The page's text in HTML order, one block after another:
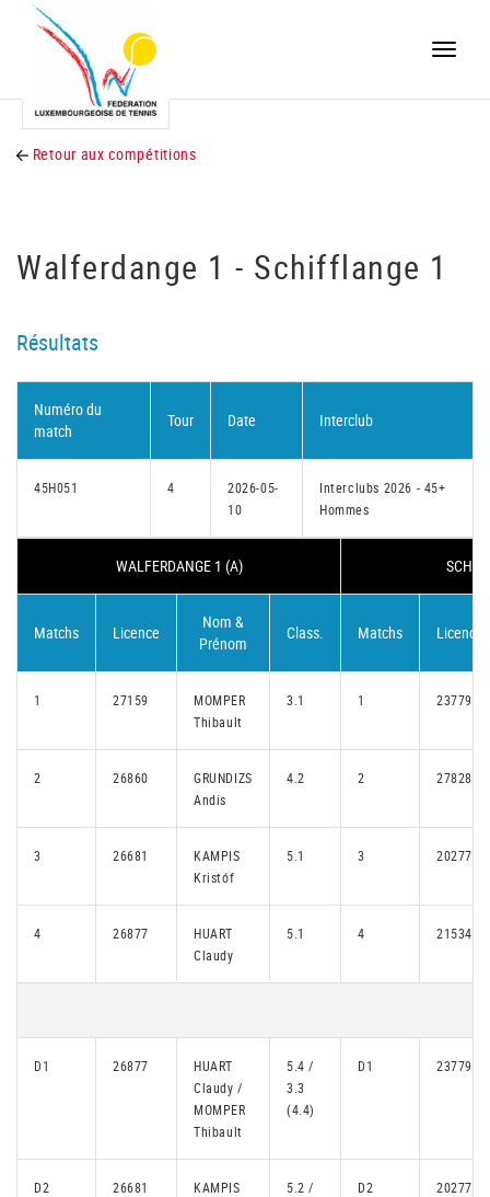
Toggle
Retour aux compétitions
Walferdange 1 - Schifflange 1
Résultats
Numéro du
match
Tour Date Interclub
45H051 4
2026-05-
10
Interclubs 2026 - 45+
Hommes
WALFERDANGE 1 (A)
Matchs Licence
Nom &
Prénom
Class. Matchs Licence
1 27159
MOMPER
Thibault
3.1 1 23779
2 26860
GRUNDIZS
Andis
4.2 2 27828
3 26681
KAMPIS
Kristóf
5.1 3 20277
4 26877
HUART
Claudy
5.1 4 21534
D1 26877
HUART
Claudy /
MOMPER
Thibault
5.4 /
3.3
(4.4)
D1 23779
D2 26681
KAMPIS
5.2 /
D2 20277